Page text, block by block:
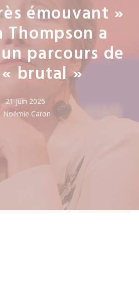
émouvant »
Thompson a
parcours de
brutal »
21 juin 2026
Noémie Caron